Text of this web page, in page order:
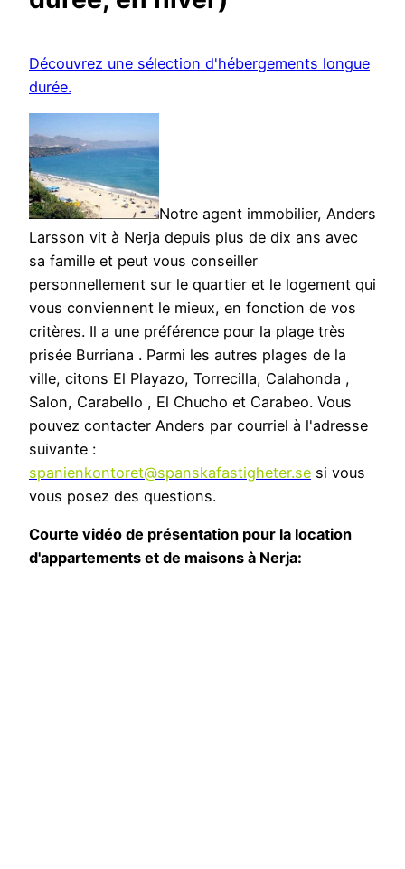
Découvrez une sélection d'hébergements longue
durée.
Notre agent immobilier, Anders
Larsson vit à Nerja depuis plus de dix ans avec
sa famille et peut vous conseiller
personnellement sur le quartier et le logement qui
vous conviennent le mieux, en fonction de vos
critères. Il a une préférence pour la plage très
prisée Burriana . Parmi les autres plages de la
ville, citons El Playazo, Torrecilla, Calahonda ,
Salon, Carabello , El Chucho et Carabeo. Vous
pouvez contacter Anders par courriel à l'adresse
suivante :
spanienkontoret@spanskafastigheter.se si vous
vous posez des questions.
Courte vidéo de présentation pour la location
d'appartements et de maisons à Nerja: